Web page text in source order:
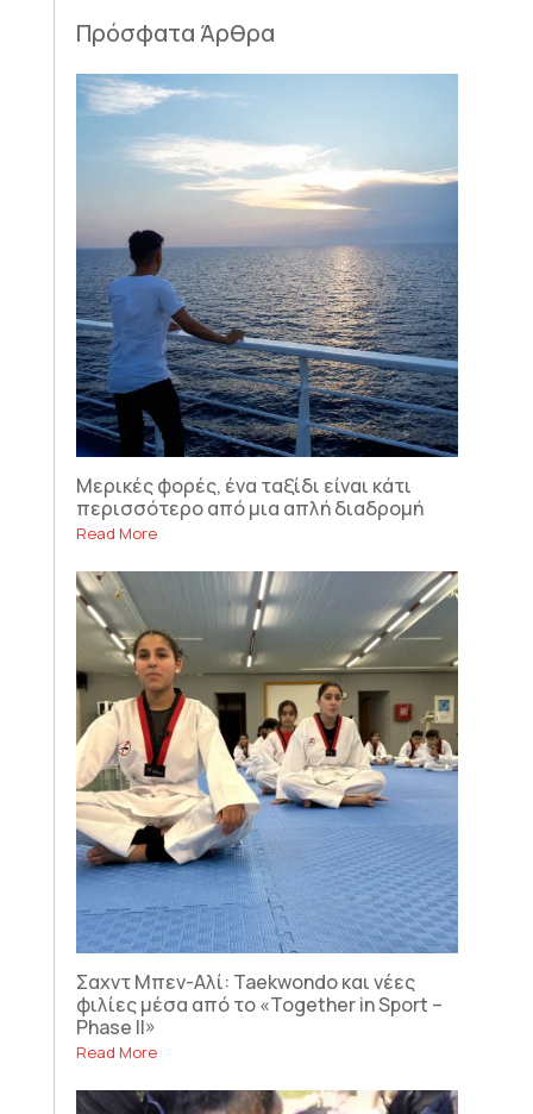
Πρόσφατα Άρθρα
Μερικές φορές, ένα ταξίδι είναι κάτι
περισσότερο από μια απλή διαδρομή
Read More
Σαχντ Μπεν-Αλί: Taekwondo και νέες
φιλίες μέσα από το «Together in Sport –
Phase II»
Read More